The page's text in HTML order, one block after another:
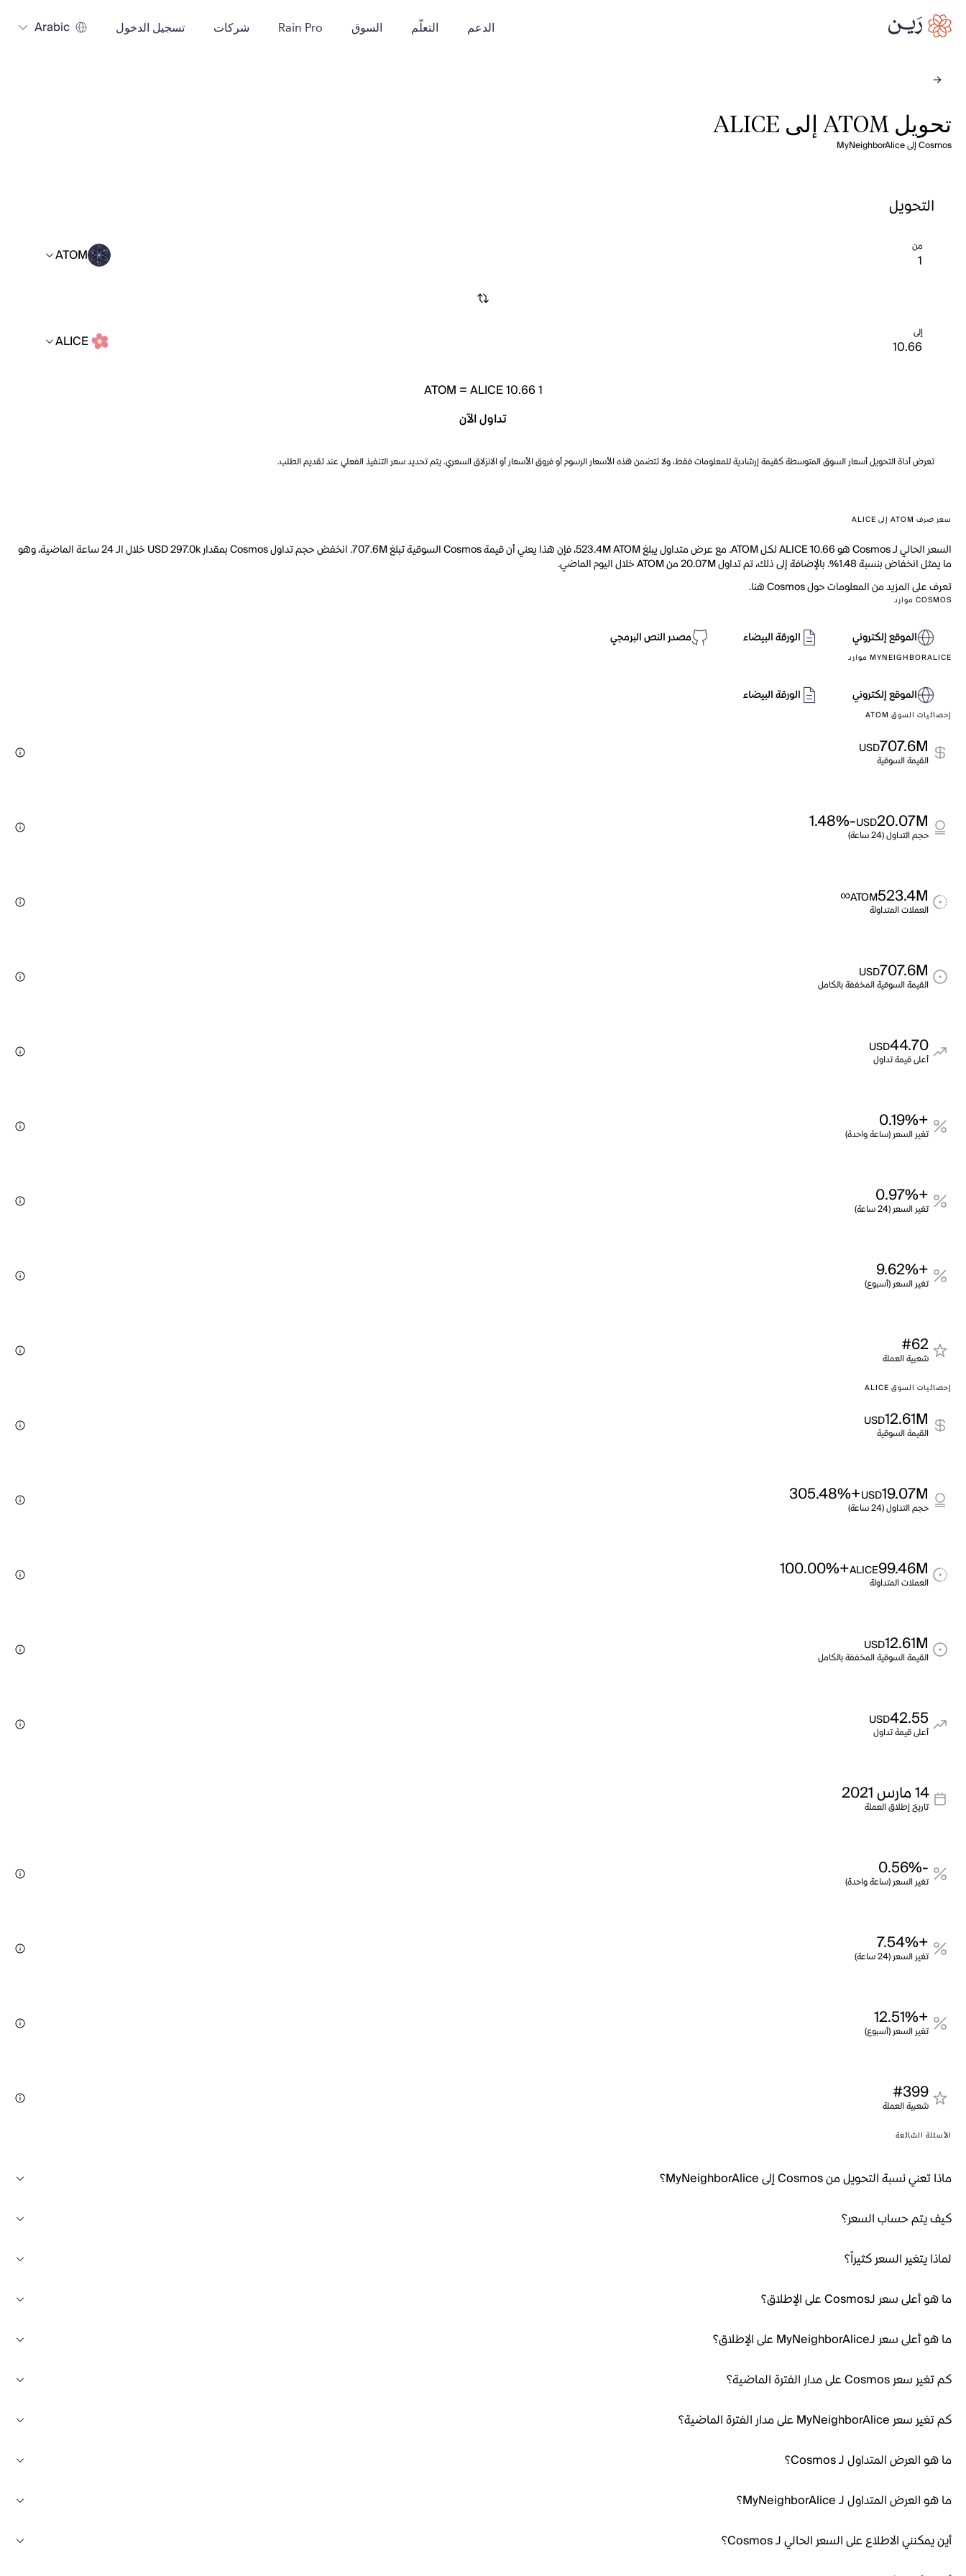
الدعم التعلّم السوق Rain Pro شركات تسجيل الدخول Arabic
تحويل ATOM إلى ALICE
Cosmos إلى MyNeighborAlice
التحويل
من ATOM
إلى ALICE
1
ATOM =ALICE 10.66
تداول الآن
تعرض أداة التحويل أسعار السوق المتوسطة كقيمة إرشادية للمعلومات فقط، ولا تتضمن هذه الأسعار الرسوم أو فروق الأسعار أو الانزلاق السعري. يتم تحديد سعر التنفيذ الفعلي عند تقديم الطلب.
سعر صرف ATOM إلى ALICE
السعر الحالي لـ Cosmos هو ALICE 10.66 لكل ATOM. مع عرض متداول يبلغ 523.4M ATOM، فإن هذا يعني أن قيمة Cosmos السوقية تبلغ 707.6M. انخفض حجم تداول Cosmos بمقدار USD 297.0k خلال الـ 24 ساعة الماضية، وهو
ما يمثل انخفاض بنسبة 1.48%. بالإضافة إلى ذلك، تم تداول 20.07M من ATOM خلال اليوم الماضي.
تعرف على المزيد من المعلومات حول Cosmos هنا.
COSMOS موارد
الموقع إلكتروني الورقة البيضاء مصدر النص البرمجي
MYNEIGHBORALICE موارد
الموقع إلكتروني الورقة البيضاء
إحصائيات السوق ATOM
707.6M
USD
القيمة السوقية
20.07M
USD
-1.48%
حجم التداول (24 ساعة)
523.4M
ATOM
∞
العملات المتداولة
707.6M
USD
القيمة السوقية المخففة بالكامل
44.70
USD
أعلى قيمة تداول
+0.19%
تغير السعر (ساعة واحدة)
+0.97%
تغير السعر (24 ساعة)
+9.62%
تغير السعر (أسبوع)
#62
شعبية العملة
إحصائيات السوق ALICE
12.61M
USD
القيمة السوقية
19.07M
USD
+305.48%
حجم التداول (24 ساعة)
99.46M
ALICE
+100.00%
العملات المتداولة
12.61M
USD
القيمة السوقية المخففة بالكامل
42.55
USD
أعلى قيمة تداول
14 مارس 2021
تاريخ إطلاق العملة
-0.56%
تغير السعر (ساعة واحدة)
+7.54%
تغير السعر (24 ساعة)
+12.51%
تغير السعر (أسبوع)
#399
شعبية العملة
الأسئلة الشائعة
ماذا تعني نسبة التحويل من Cosmos إلى MyNeighborAlice؟
كيف يتم حساب السعر؟
لماذا يتغير السعر كثيراً؟
ما هو أعلى سعر لـCosmos على الإطلاق؟
ما هو أعلى سعر لـMyNeighborAlice على الإطلاق؟
كم تغير سعر Cosmos على مدار الفترة الماضية؟
كم تغير سعر MyNeighborAlice على مدار الفترة الماضية؟
ما هو العرض المتداول لـ Cosmos؟
ما هو العرض المتداول لـ MyNeighborAlice؟
أين يمكنني الاطلاع على السعر الحالي لـ Cosmos؟